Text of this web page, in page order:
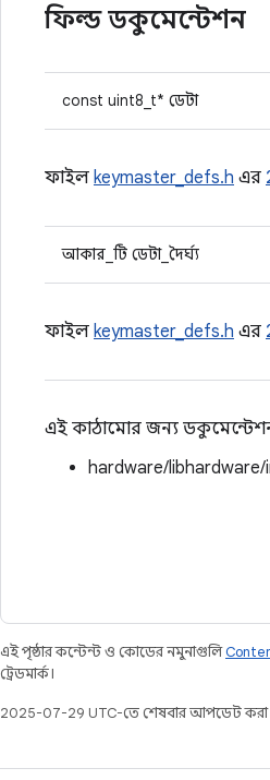
ফিল্ড ডকুমেন্টেশন
const uint8_t* ডেটা
ফাইল keymaster_defs.h এর
আকার_টি ডেটা_দৈর্ঘ্য
ফাইল keymaster_defs.h এর
এই কাঠামোর জন্য
hardware/
এই পৃষ্ঠার কন্টেন্ট ও কোডের নমুনাগুলি
ট্রেডমার্ক।
2025-07-29 UTC-তে শেষবার আপডেট করা